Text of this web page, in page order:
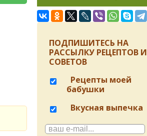
ПОДПИШИТЕСЬ НА
РАССЫЛКУ РЕЦЕПТОВ И
СОВЕТОВ
Рецепты моей
бабушки
Вкусная выпечка